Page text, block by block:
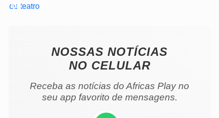
04
NOSSAS NOTÍCIAS
NO CELULAR
Receba as notícias do Africas Play no
seu app favorito de mensagens.